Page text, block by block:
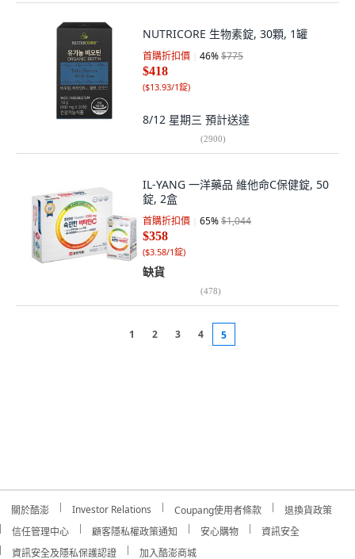
NUTRICORE 生物素錠, 30顆, 1罐
首購折扣價 46%$775
$418
($13.93/1錠)
8/12 星期三 預計送達
(2900)
IL-YANG 一洋藥品 維他命C保健錠, 50
錠, 2盒
首購折扣價 65%$1,044
$358
($3.58/1錠)
缺貨
(478)
1 2 3 4 5
關於酷澎 Investor Relations Coupang使用者條款
退換貨政策
信任管理中心
顧客隱私權政策通知 安心購物
資訊安全
資訊安全及隱私保護認證
加入酷澎商城